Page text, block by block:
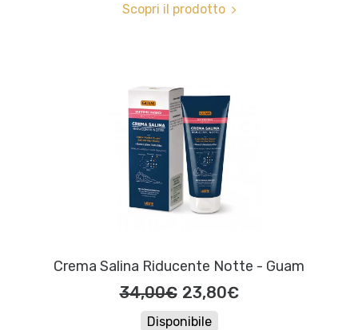
Scopri il prodotto
Crema Salina Riducente Notte - Guam
34,00€ 23,80€
Disponibile